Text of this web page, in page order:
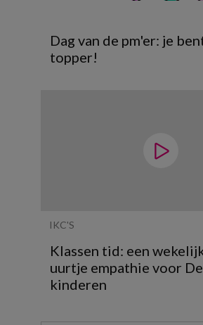
Dag van de pm'er: je
topper!
IKC'S
Klassen tid: een
uurtje empathie voor
kinderen